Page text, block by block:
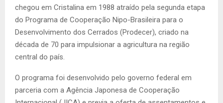
chegou em Cristalina em 1988 atraído pela segunda etapa
do Programa de Cooperação Nipo-Brasileira para o
Desenvolvimento dos Cerrados (Prodecer), criado na
década de 70 para impulsionar a agricultura na região
central do país.
O programa foi desenvolvido pelo governo federal em
parceria com a Agência Japonesa de Cooperação